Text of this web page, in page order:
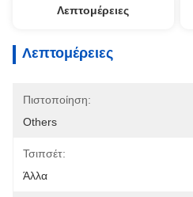
Λεπτομέρειες
Λεπτομέρειες
Πιστοποίηση:
Others
Τσιπσέτ:
Άλλα